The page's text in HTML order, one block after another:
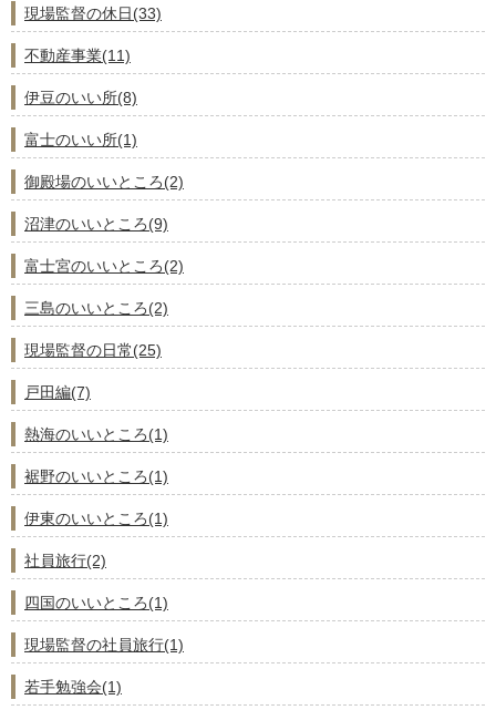
現場監督の休日(33)
不動産事業(11)
伊豆のいい所(8)
富士のいい所(1)
御殿場のいいところ(2)
沼津のいいところ(9)
富士宮のいいところ(2)
三島のいいところ(2)
現場監督の日常(25)
戸田編(7)
熱海のいいところ(1)
裾野のいいところ(1)
伊東のいいところ(1)
社員旅行(2)
四国のいいところ(1)
現場監督の社員旅行(1)
若手勉強会(1)